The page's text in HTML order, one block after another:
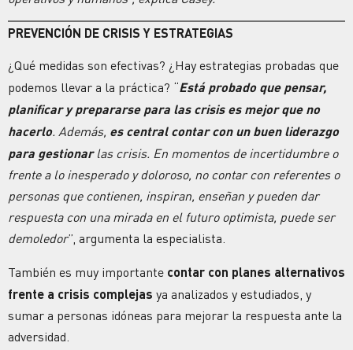
PREVENCIÓN DE CRISIS Y ESTRATEGIAS
¿Qué medidas son efectivas? ¿Hay estrategias probadas que
podemos llevar a la práctica? “Está probado que pensar,
planificar y prepararse para las crisis es mejor que no
hacerlo. Además, es central contar con un buen liderazgo
para gestionarlas crisis. En momentos de incertidumbre o
frente a lo inesperado y doloroso, no contar con referentes o
personas que contienen, inspiran, enseñan y pueden dar
respuesta con una mirada en el futuro optimista, puede ser
demoledor”, argumenta la especialista.
También es muy importante contar con planes alternativos
frente a crisis complejas ya analizados y estudiados, y
sumar a personas idóneas para mejorar la respuesta ante la
adversidad.